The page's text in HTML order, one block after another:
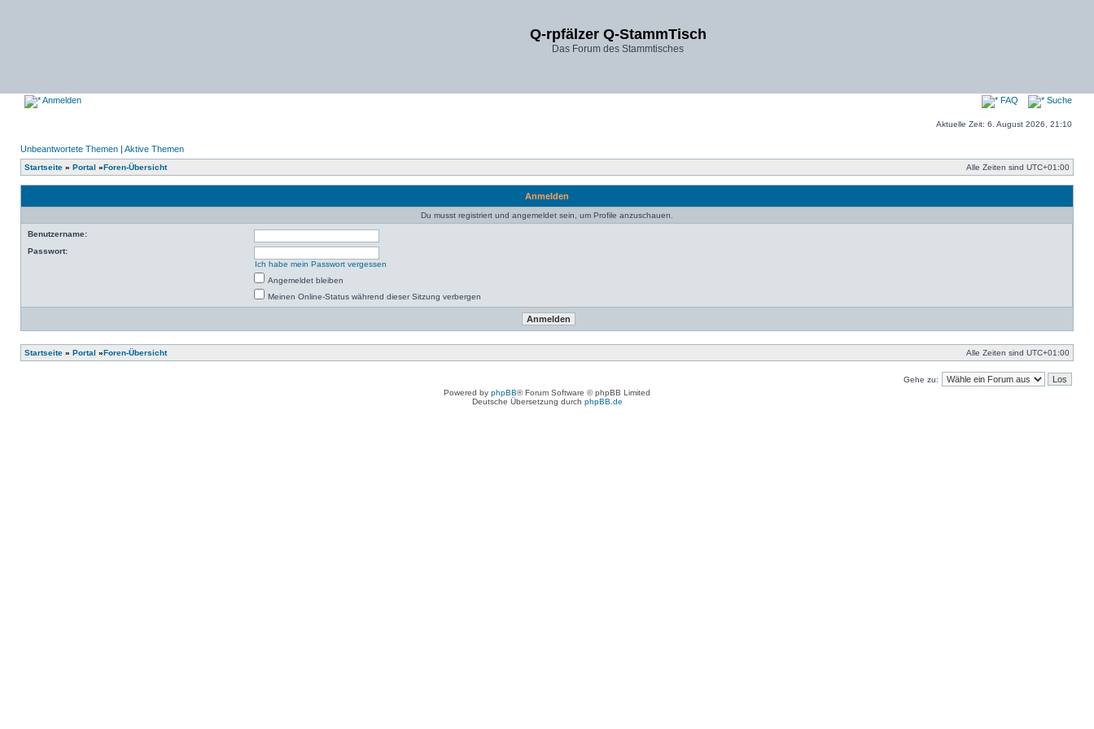
Q-rpfälzer Q-StammTisch
Das Forum des Stammtisches
Anmelden FAQ Suche
Aktuelle Zeit: 6. August 2026, 21:10
Unbeantwortete Themen | Aktive Themen
Startseite » Portal »Foren-Übersicht Alle Zeiten sind UTC+01:00
Anmelden
Du musst registriert und angemeldet sein, um Profile anzuschauen.
Benutzername:
Passwort:
Ich habe mein Passwort vergessen
Angemeldet bleiben
Meinen Online-Status während dieser Sitzung verbergen
Startseite » Portal »Foren-Übersicht Alle Zeiten sind UTC+01:00
Gehe zu:
Powered by phpBB® Forum Software © phpBB Limited
Deutsche Übersetzung durch phpBB.de